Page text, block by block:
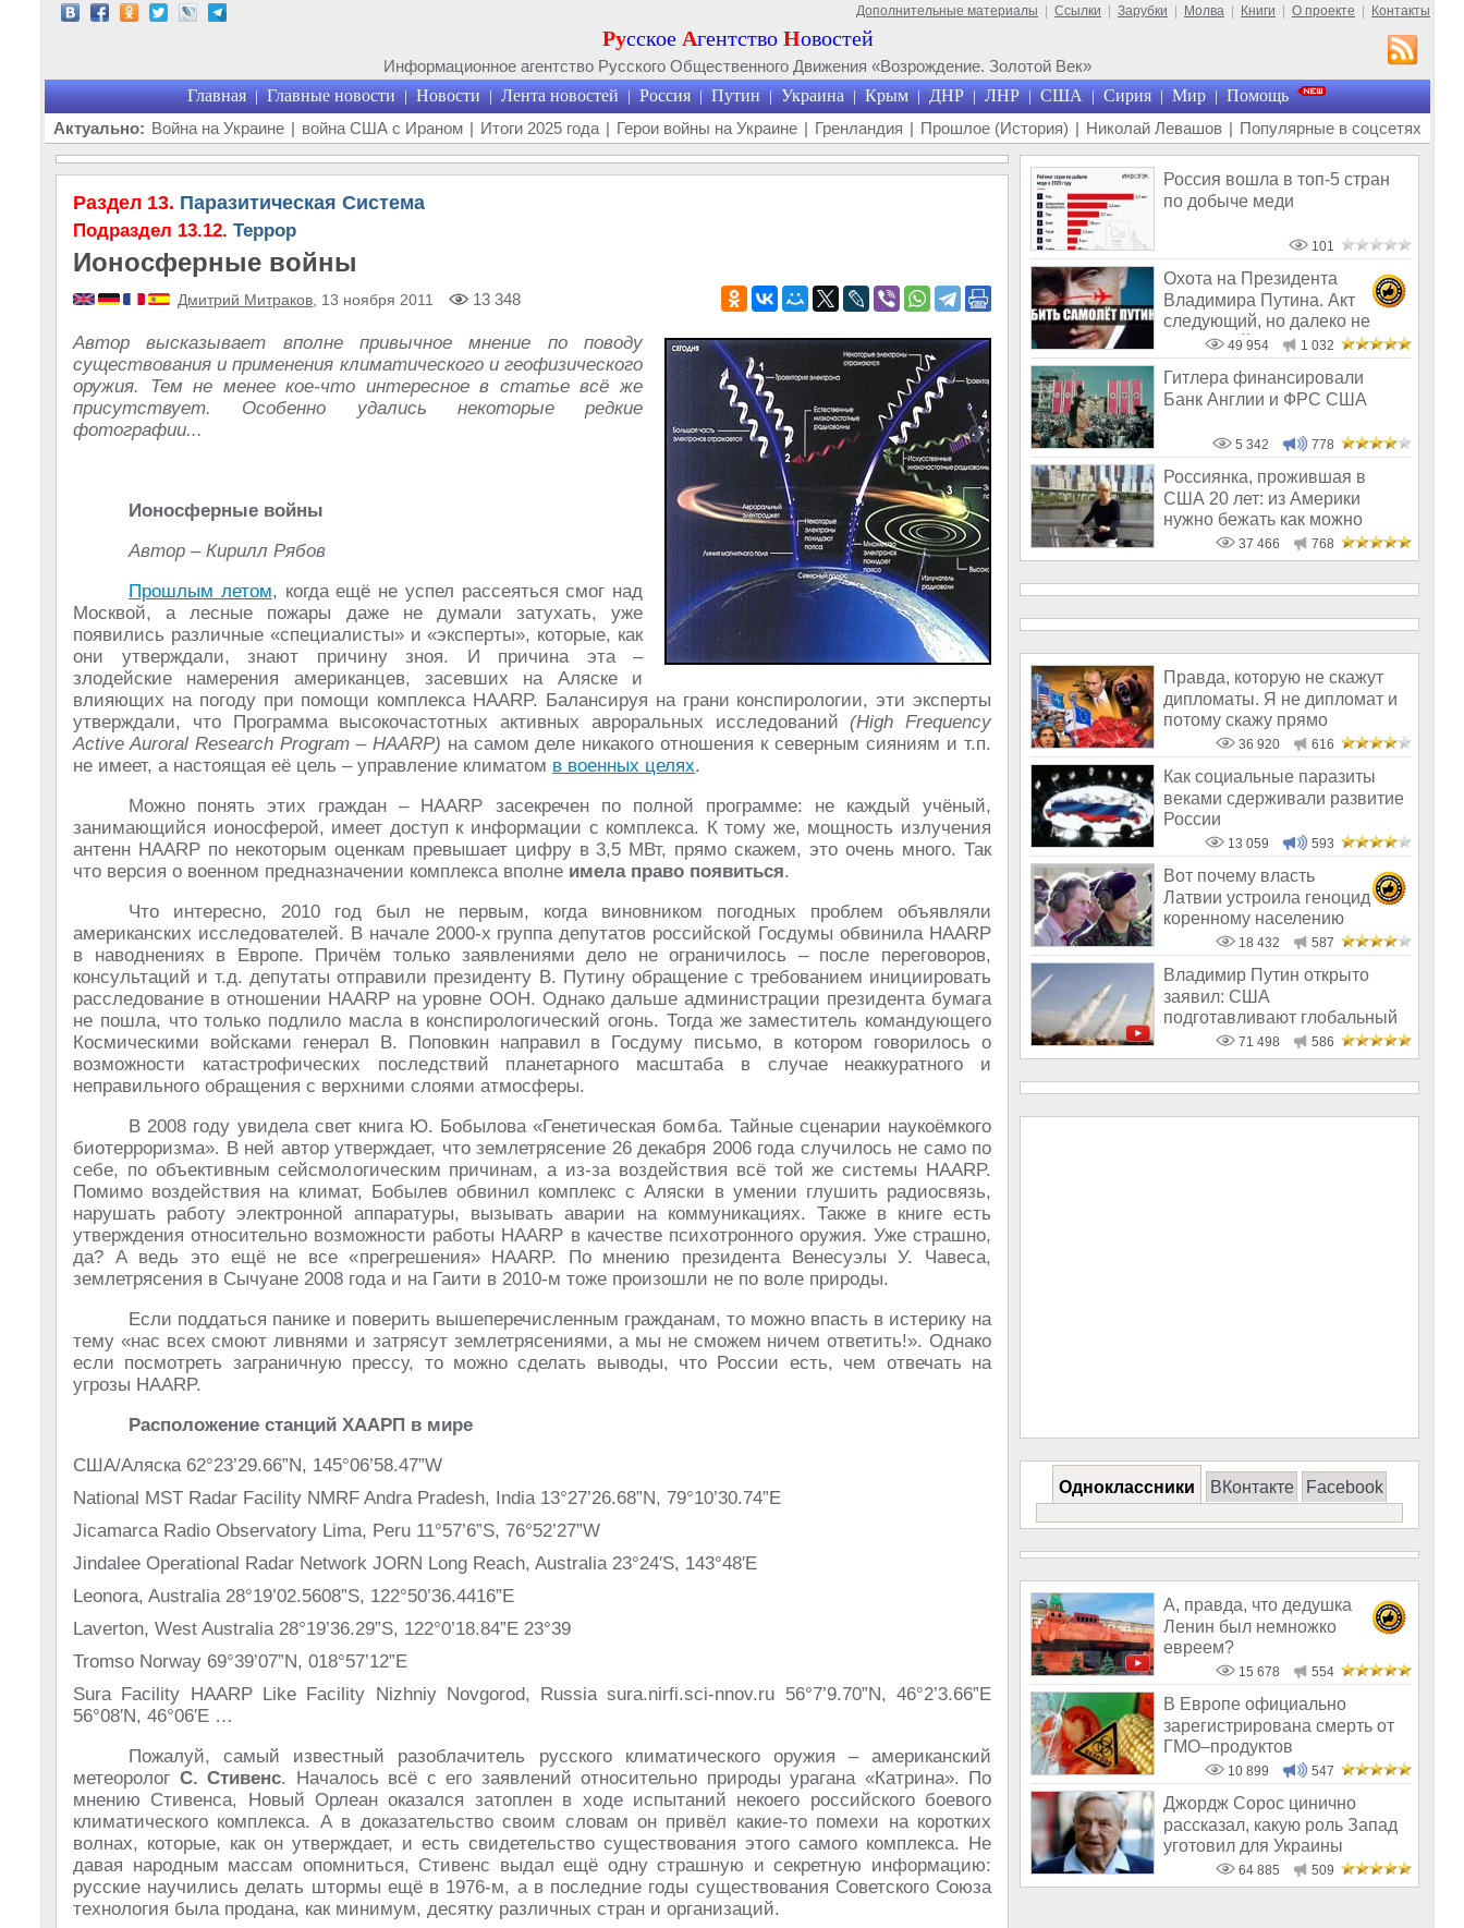
Дополнительные материалы Ссылки Зарубки Молва Книги О проекте Контакты
Русское Агентство Новостей
Информационное агентство Русского Общественного Движения «Возрождение. Золотой Век»
Главная | Главные новости | Новости | Лента новостей | Россия | Путин | Украина | Крым | ДНР | ЛНР | США | Сирия | Мир | Помощь
Актуально: Война на Украине | война США с Ираном | Итоги 2025 года | Герои войны на Украине | Гренландия | Прошлое (История) | Николай Левашов | Популярные в соцсетях
Раздел 13. Паразитическая Система
Подраздел 13.12. Террор
Ионосферные войны
Дмитрий Митраков , 13 ноября 2011 13 348
Автор высказывает вполне привычное мнение по поводу
существования и применения климатического и геофизического
оружия. Тем не менее кое-что интересное в статье всё же
присутствует. Особенно удались некоторые редкие
фотографии...
Ионосферные войны
Автор – Кирилл Рябов
Прошлым летом, когда ещё не успел рассеяться смог над
Москвой, а лесные пожары даже не думали затухать, уже
появились различные «специалисты» и «эксперты», которые, как
они утверждали, знают причину зноя. И причина эта –
злодейские намерения американцев, засевших на Аляске и
влияющих на погоду при помощи комплекса HAARP. Балансируя на грани конспирологии, эти эксперты
утверждали, что Программа высокочастотных активных авроральных исследований(High Frequency
Active Auroral Research Program – HAARP) на самом деле никакого отношения к северным сияниям и т.п.
не имеет, а настоящая её цель – управление климатом в военных целях.
Можно понять этих граждан – HAARP засекречен по полной программе: не каждый учёный,
занимающийся ионосферой, имеет доступ к информации с комплекса. К тому же, мощность излучения
антенн HAARP по некоторым оценкам превышает цифру в 3,5 МВт, прямо скажем, это очень много. Так
что версия о военном предназначении комплекса вполне имела право появиться.
Что интересно, 2010 год был не первым, когда виновником погодных проблем объявляли
американских исследователей. В начале 2000-х группа депутатов российской Госдумы обвинила HAARP
в наводнениях в Европе. Причём только заявлениями дело не ограничилось – после переговоров,
консультаций и т.д. депутаты отправили президенту В. Путину обращение с требованием инициировать
расследование в отношении HAARP на уровне ООН. Однако дальше администрации президента бумага
не пошла, что только подлило масла в конспирологический огонь. Тогда же заместитель командующего
Космическими войсками генерал В. Поповкин направил в Госдуму письмо, в котором говорилось о
возможности катастрофических последствий планетарного масштаба в случае неаккуратного и
неправильного обращения с верхними слоями атмосферы.
В 2008 году увидела свет книга Ю. Бобылова «Генетическая бомба. Тайные сценарии наукоёмкого
биотерроризма». В ней автор утверждает, что землетрясение 26 декабря 2006 года случилось не само по
себе, по объективным сейсмологическим причинам, а из-за воздействия всё той же системы HAARP.
Помимо воздействия на климат, Бобылев обвинил комплекс с Аляски в умении глушить радиосвязь,
нарушать работу электронной аппаратуры, вызывать аварии на коммуникациях. Также в книге есть
утверждения относительно возможности работы HAARP в качестве психотронного оружия. Уже страшно,
да? А ведь это ещё не все «прегрешения» HAARP. По мнению президента Венесуэлы У. Чавеса,
землетрясения в Сычуане 2008 года и на Гаити в 2010-м тоже произошли не по воле природы.
Если поддаться панике и поверить вышеперечисленным гражданам, то можно впасть в истерику на
тему «нас всех смоют ливнями и затрясут землетрясениями, а мы не сможем ничем ответить!». Однако
если посмотреть заграничную прессу, то можно сделать выводы, что России есть, чем отвечать на
угрозы HAARP.
Расположение станций ХААРП в мире
США/Аляска 62°23’29.66”N, 145°06’58.47”W
National MST Radar Facility NMRF Andra Pradesh, India 13°27’26.68”N, 79°10’30.74”E
Jicamarca Radio Observatory Lima, Peru 11°57’6”S, 76°52’27”W
Jindalee Operational Radar Network JORN Long Reach, Australia 23°24′S, 143°48′E
Leonora, Australia 28°19’02.5608”S, 122°50’36.4416”E
Laverton, West Australia 28°19’36.29”S, 122°0’18.84”E 23°39
Tromso Norway 69°39’07”N, 018°57’12”E
Sura Facility HAARP Like Facility Nizhniy Novgorod, Russia sura.nirfi.sci-nnov.ru 56°7’9.70”N, 46°2’3.66”E
56°08′N, 46°06′E …
Пожалуй, самый известный разоблачитель русского климатического оружия – американский
метеоролог С. Стивенс. Началось всё с его заявлений относительно природы урагана «Катрина». По
мнению Стивенса, Новый Орлеан оказался затоплен в ходе испытаний некоего российского боевого
климатического комплекса. А в доказательство своим словам он привёл какие-то помехи на коротких
волнах, которые, как он утверждает, и есть свидетельство существования этого самого комплекса. Не
давая народным массам опомниться, Стивенс выдал ещё одну страшную и секретную информацию:
русские научились делать штормы ещё в 1976-м, а в последние годы существования Советского Союза
технология была продана, как минимум, десятку различных стран и организаций.
Россия вошла в топ-5 стран
по добыче меди
101
Охота на Президента
Владимира Путина. Акт
следующий, но далеко не
последний49 954 1 032
Гитлера финансировали
Банк Англии и ФРС США
5 342 778
Россиянка, прожившая в
США 20 лет: из Америки
нужно бежать как можно
скорее
37 466 768
Правда, которую не скажут
дипломаты. Я не дипломат и
потому скажу прямо
36 920 616
Как социальные паразиты
веками сдерживали развитие
России
13 059 593
Вот почему власть
Латвии устроила геноцид
коренному населению
18 432 587
Владимир Путин открыто
заявил: США
подготавливают глобальный
удар по России
71 498 586
Одноклассники ВКонтакте Facebook
А, правда, что дедушка
Ленин был немножко
евреем?
15 678 554
В Европе официально
зарегистрирована смерть от
ГМО–продуктов
10 899 547
Джордж Сорос цинично
рассказал, какую роль Запад
уготовил для Украины
64 885 509